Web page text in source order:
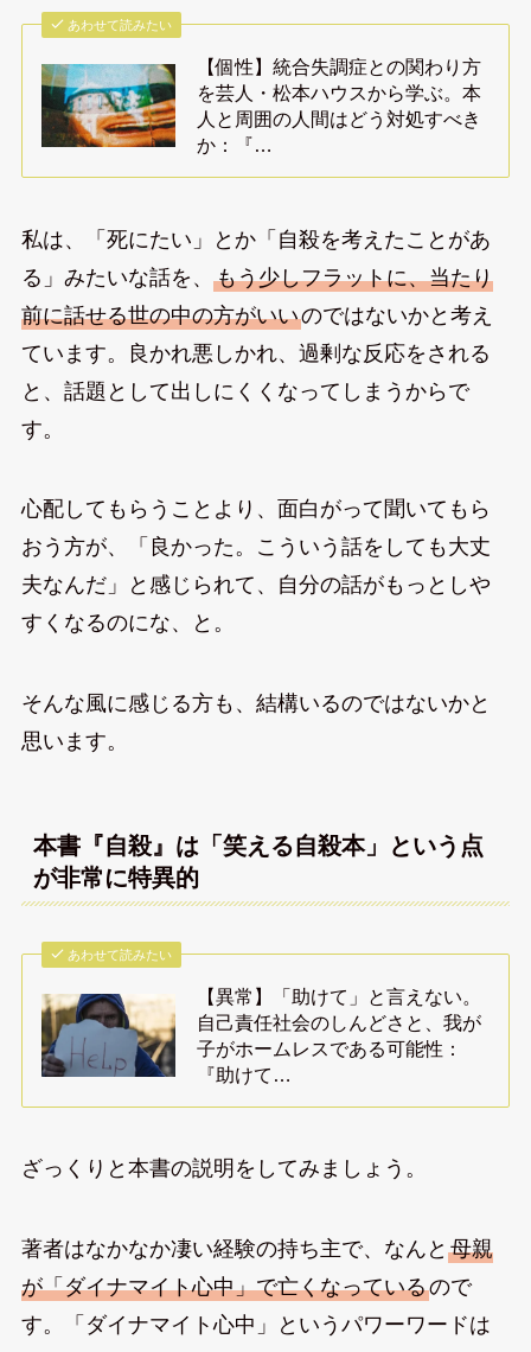
あわせて読みたい
【個性】統合失調症との関わり方
を芸人・松本ハウスから学ぶ。本
人と周囲の人間はどう対処すべき
か：『…
私は、「死にたい」とか「自殺を考えたことがあ
る」みたいな話を、 もう少しフラットに、当たり
前に話せる世の中の方がいいのではないかと考え
ています。良かれ悪しかれ、過剰な反応をされる
と、話題として出しにくくなってしまうからで
す。
心配してもらうことより、面白がって聞いてもら
おう方が、「良かった。こういう話をしても大丈
夫なんだ」と感じられて、自分の話がもっとしや
すくなるのにな、と。
そんな風に感じる方も、結構いるのではないかと
思います。
本書『自殺』は「笑える自殺本」という点
が非常に特異的
あわせて読みたい
【異常】「助けて」と言えない。
自己責任社会のしんどさと、我が
子がホームレスである可能性：
『助けて…
ざっくりと本書の説明をしてみましょう。
著者はなかなか凄い経験の持ち主で、なんと 母親
が「ダイナマイト心中」で亡くなっているので
す。「ダイナマイト心中」というパワーワードは